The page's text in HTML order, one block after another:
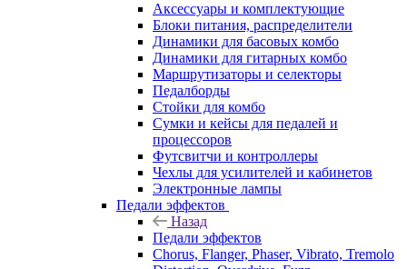
Аксессуары и комплектующие
Блоки питания, распределители
Динамики для басовых комбо
Динамики для гитарных комбо
Маршрутизаторы и селекторы
Педалборды
Стойки для комбо
Сумки и кейсы для педалей и
процессоров
Футсвитчи и контроллеры
Чехлы для усилителей и кабинетов
Электронные лампы
Педали эффектов
Назад
Педали эффектов
Chorus, Flanger, Phaser, Vibrato, Tremolo